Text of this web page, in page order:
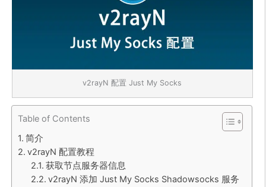
v2rayN 配置 Just My Socks
Table of Contents
简介
v2rayN 配置教程
获取节点服务器信息
v2rayN 添加 Just My Socks Shadowsocks 服务